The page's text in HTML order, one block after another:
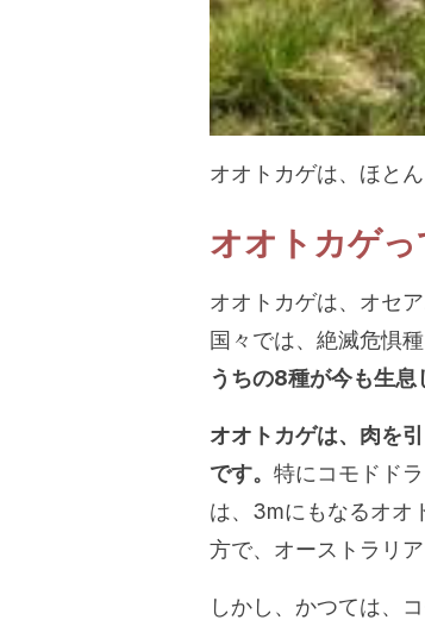
オオトカゲは、ほと
オオトカゲっ
オオトカゲは、オセ
国々では、絶滅危惧
うちの8種が今も生息
オオトカゲは、肉を
です。 特にコモドド
は、3mにもなるオオ
方で、オーストラリ
しかし、かつては、